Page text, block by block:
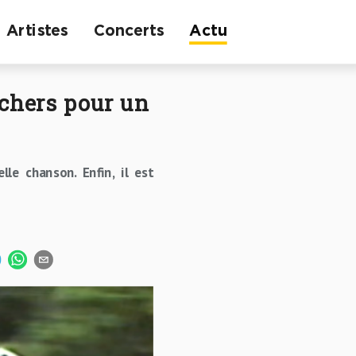
Artistes Concerts Actu
pour un
chanson. Enfin, il est